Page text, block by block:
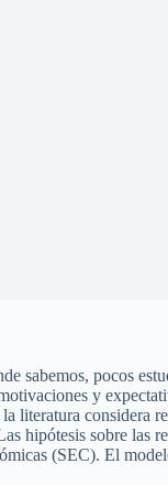
pocos
y
literatura
hipótesis sobre
(SEC). El